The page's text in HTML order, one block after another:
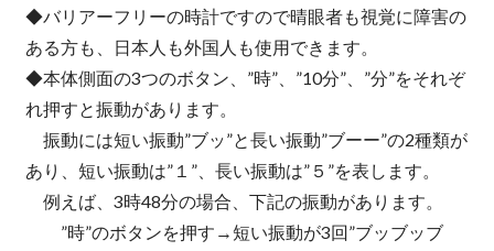
◆バリアーフリーの時計ですので晴眼者も視覚に障害の
ある方も、日本人も外国人も使用できます。
◆本体側面の3つのボタン、”時”、”10分”、”分”をそれぞ
れ押すと振動があります。
振動には短い振動”ブッ”と長い振動”ブーー”の2種類が
あり、短い振動は”１”、長い振動は”５”を表します。
例えば、3時48分の場合、下記の振動があります。
”時”のボタンを押す→短い振動が3回”ブッブッブ